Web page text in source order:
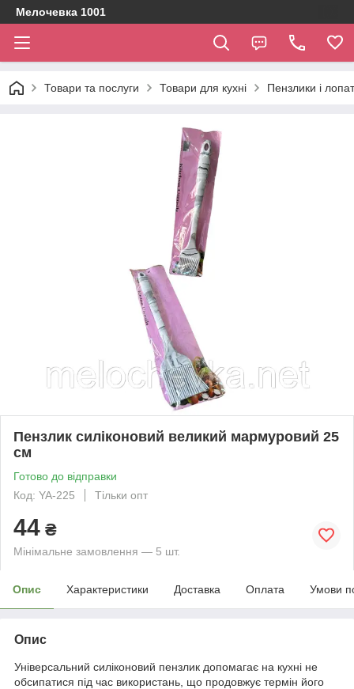
Мелочевка 1001
Товари та послуги Товари для кухні Пензлики і
Пензлик силіконовий великий мармуровий 25
см
Готово до відправки
Код: YA-225
Тільки опт
44 ₴
Мінімальне замовлення — 5 шт.
Опис Характеристики Доставка Оплата Умови
Опис
Універсальний силіконовий пензлик допомагає на кухні не
обсипатися під час використань, що продовжує термін його